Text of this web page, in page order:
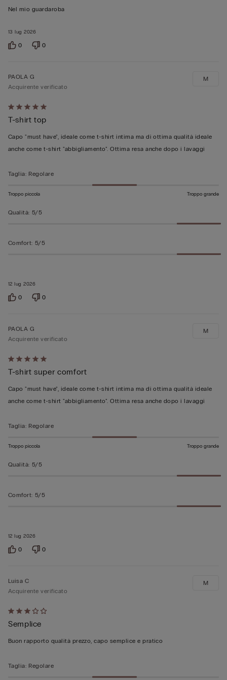
su
13 lug 2026
Nel mio guardaroba
0 0
Valutato
5
su
5
12 lug 2026
PAOLA G
Acquirente verificato
T-shirt top
Capo "must have", ideale come t-shirt intima ma di ottima qualità ideale
anche come t-shirt "abbigliamento". Ottima resa anche dopo i lavaggi
M
Taglia: Regolare
Troppo piccola Troppo grande
Qualità: 5/5
Comfort: 5/5
0 0
Valutato
5
su
5
12 lug 2026
PAOLA G
Acquirente verificato
T-shirt super comfort
Capo "must have", ideale come t-shirt intima ma di ottima qualità ideale
anche come t-shirt "abbigliamento". Ottima resa anche dopo i lavaggi
M
Taglia: Regolare
Troppo piccola Troppo grande
Qualità: 5/5
Comfort: 5/5
0 0
Valutato
3
su
Luisa C
Acquirente verificato
Semplice
Buon rapporto qualità prezzo, capo semplice e pratico
M
Taglia: Regolare